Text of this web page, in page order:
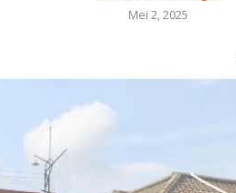
Mei 2, 2025